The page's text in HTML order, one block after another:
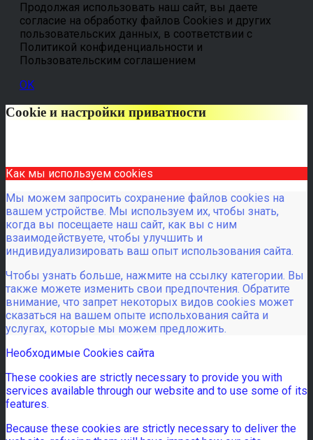
Продолжая использовать наш сайт, вы даете
согласие на обработку файлов Cookies и других
пользовательских данных, в соответствии с
Политикой конфиденциальности и
Пользовательским соглашением
OK
Cookie и настройки приватности
Как мы используем cookies
Мы можем запросить сохранение файлов cookies на
вашем устройстве. Мы используем их, чтобы знать,
когда вы посещаете наш сайт, как вы с ним
взаимодействуете, чтобы улучшить и
индивидуализировать ваш опыт использования сайта.
Чтобы узнать больше, нажмите на ссылку категории. Вы
также можете изменить свои предпочтения. Обратите
внимание, что запрет некоторых видов cookies может
сказаться на вашем опыте испольхования сайта и
услугах, которые мы можем предложить.
Необходимые Cookies сайта
These cookies are strictly necessary to provide you with
services available through our website and to use some of its
features.
Because these cookies are strictly necessary to deliver the